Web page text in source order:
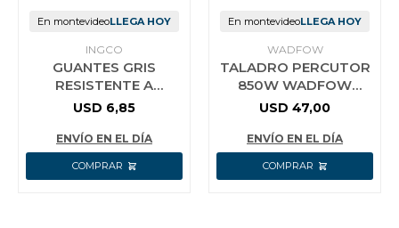
En montevideoLLEGA HOY
INGCO
GUANTES GRIS
RESISTENTE A
CORTES HGCG01-XL
USD 6,85
ENVÍO EN EL DÍA
En montevideoLLEGA HOY
WADFOW
TALADRO PERCUTOR
850W WADFOW
WMD15851
USD 47,00
ENVÍO EN EL DÍA